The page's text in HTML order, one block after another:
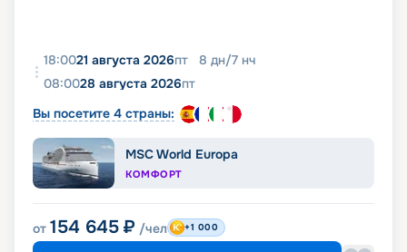
18:0021 августа 2026пт 8 дн/7 нч
08:0028 августа 2026пт
Вы посетите 4 страны:
MSC World Europa
КОМФОРТ
от 154 645 ₽ /чел +1 000